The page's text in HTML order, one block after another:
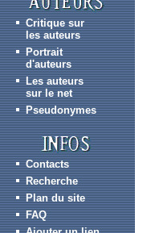
Critique sur
les auteurs
Portrait
d'auteurs
Les auteurs
sur le net
Pseudonymes
Contacts
Recherche
Plan du site
FAQ